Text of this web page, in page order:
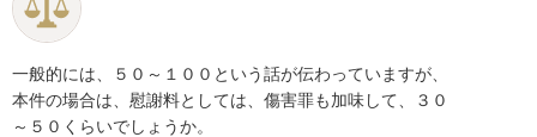
一般的には、５０～１００という話が伝わっていますが、
本件の場合は、慰謝料としては、傷害罪も加味して、３０
～５０くらいでしょうか。